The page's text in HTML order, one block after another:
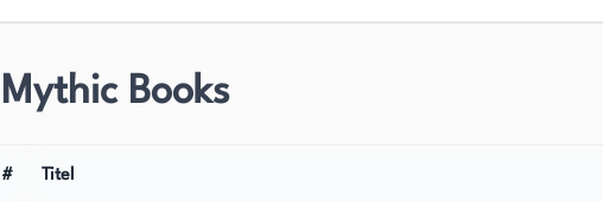
Mythic Books
# Titel